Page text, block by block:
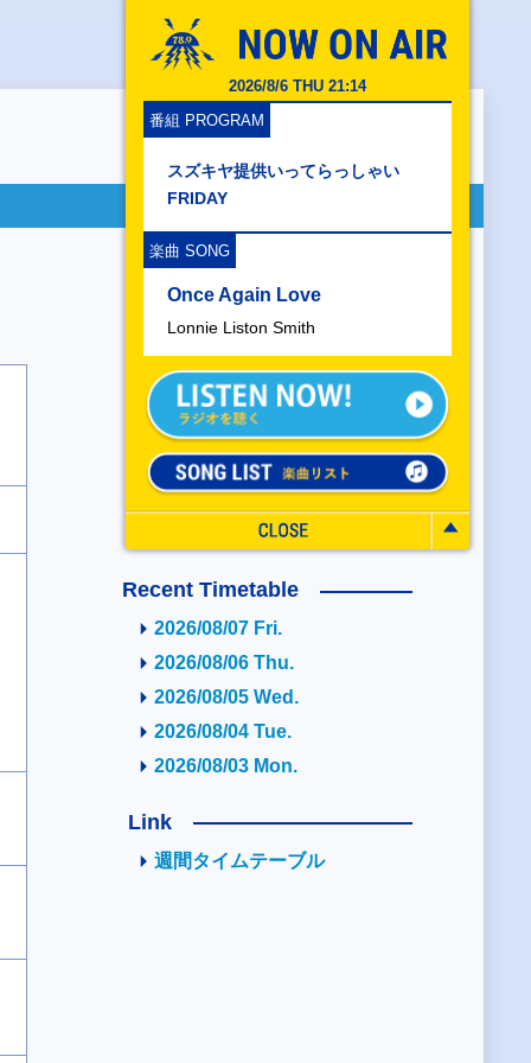
2026/8/6 THU 21:14
番組 PROGRAM
スズキヤ提供いってらっしゃい
FRIDAY
楽曲 SONG
Once Again Love
Lonnie Liston Smith
Recent Timetable
2026/08/07 Fri.
2026/08/06 Thu.
2026/08/05 Wed.
2026/08/04 Tue.
2026/08/03 Mon.
Link
週間タイムテーブル